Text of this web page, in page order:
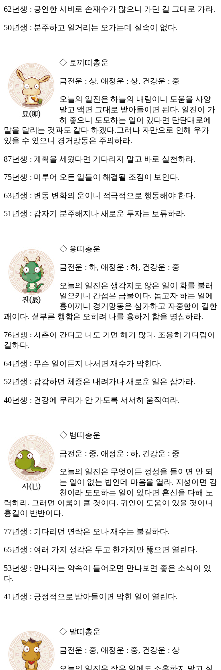
62년생 : 공연한 시비로 손재수가 많으니 가던 길 그대로 가라.
50년생 : 분주하고 일거리는 오가는데 실속이 없다.
◇ 토끼띠총운
금전운 : 상, 애정운 : 상, 건강운 : 중
오늘의 일진은 하늘의 내림이니 도움을 사양
말고 액면 그대로 받아들이면 된다. 일진이 가
히 좋으니 도모하는 일이 있다면 탄탄대로에
말을 달리는 것과도 같다 하겠다.그러나 자만으로 인해 우가
있을 수 있으니 경거망동은 주의하라.
87년생 : 계획을 세웠다면 기다리지 말고 바로 실천하라.
75년생 : 미루어 오든 일들이 해결될 조짐이 보인다.
63년생 : 변동 변화의 운이니 적극적으로 행동해야 한다.
51년생 : 갑자기 분주해지나 새로운 투자는 보류하라.
◇ 용띠총운
금전운 : 하, 애정운 : 하, 건강운 : 중
오늘의 일진은 생각지도 않은 일이 화를 불러
일으키니 간섭은 금물이다. 돕고자 하는 일에
흉이끼니 경거망동은 삼가하고 자중함이 길한
괘이다. 섵부른 행함은 오히려 나를 흉하게 함을 명심하라.
76년생 : 사촌이 간다고 나도 가면 해가 많다. 조용히 기다림이
길하다.
64년생 : 무슨 일이든지 나서면 재수가 막힌다.
52년생 : 갑갑하던 체증은 내려가나 새로운 일은 삼가라.
40년생 : 건강에 무리가 안 가도록 서서히 움직여라.
◇ 뱀띠총운
금전운 : 중, 애정운 : 하, 건강운 : 중
오늘의 일진은 무엇이든 정성을 들이면 안 되
는 일이 없는 법인데 마음을 열라. 지성이면 감
천이라 도모하는 일이 있다면 혼신을 다해 노
력하라. 그러면 이룸이 클 것이다. 귀인이 도움이 있을 것이니
흉길이 반반이다.
77년생 : 기다리던 연락은 오나 재수는 불길하다.
65년생 : 여러 가지 생각은 두고 한가지만 뚫으면 열린다.
53년생 : 만나자는 약속이 들어오면 만나보면 좋은 소식이 있
다.
41년생 : 긍정적으로 받아들이면 막힌 일이 열린다.
◇ 말띠총운
금전운 : 중, 애정운 : 중, 건강운 : 상